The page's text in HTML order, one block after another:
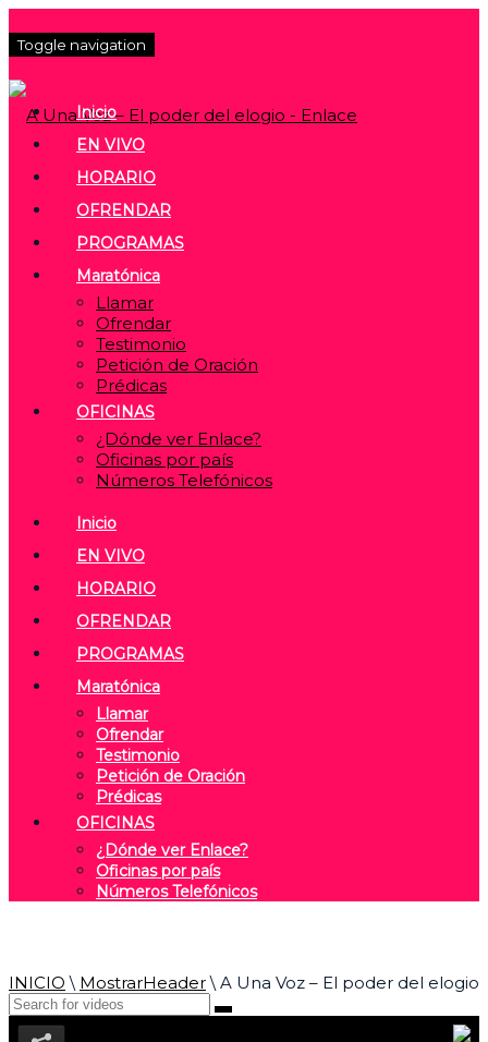
Toggle navigation
Inicio
EN VIVO
HORARIO
OFRENDAR
PROGRAMAS
Maratónica
Llamar
Ofrendar
Testimonio
Petición de Oración
Prédicas
OFICINAS
¿Dónde ver Enlace?
Oficinas por país
Números Telefónicos
Inicio
EN VIVO
HORARIO
OFRENDAR
PROGRAMAS
Maratónica
Llamar
Ofrendar
Testimonio
Petición de Oración
Prédicas
OFICINAS
¿Dónde ver Enlace?
Oficinas por país
Números Telefónicos
INICIO \ MostrarHeader\ A Una Voz – El poder del elogio